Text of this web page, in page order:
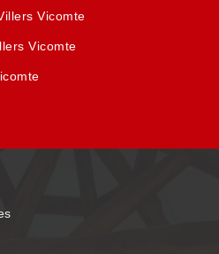
Vicomte
Vicomte